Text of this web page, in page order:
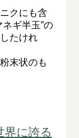
クにも含
ギ半玉”の
たけれ
末状のも
界に誇る